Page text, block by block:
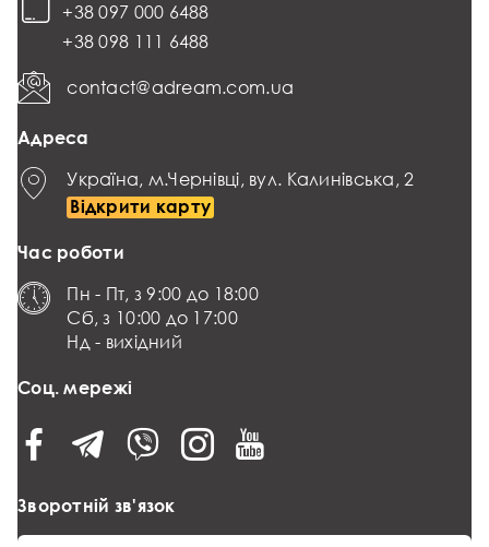
+38 097 000 6488
+38 098 111 6488
contact@adream.com.ua
Адреса
Україна, м.Чернівці, вул. Калинівська, 2
Відкрити карту
Час роботи
Пн - Пт, з 9:00 до 18:00
Сб, з 10:00 до 17:00
Нд - вихідний
Соц. мережі
Зворотній зв'язок